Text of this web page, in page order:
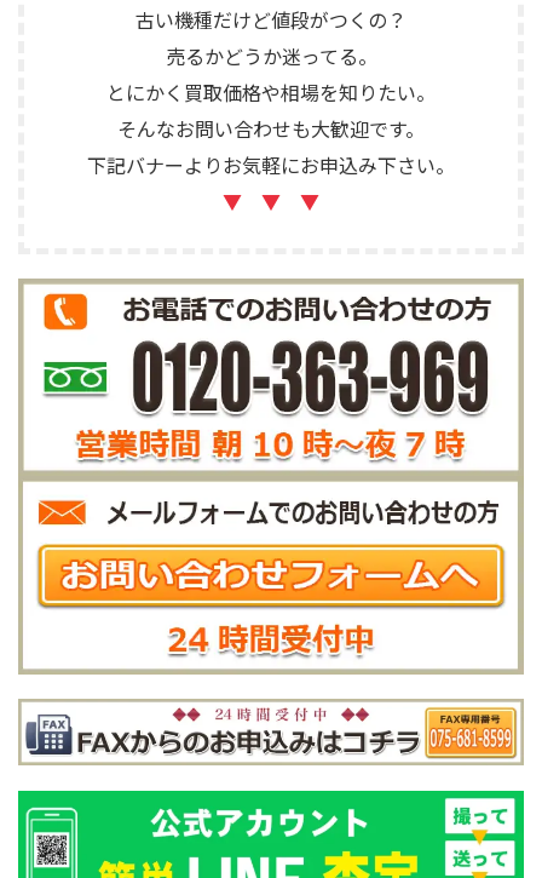
古い機種だけど値段がつくの？
売るかどうか迷ってる。
とにかく買取価格や相場を知りたい。
そんなお問い合わせも大歓迎です。
下記バナーよりお気軽にお申込み下さい。
▼ ▼ ▼